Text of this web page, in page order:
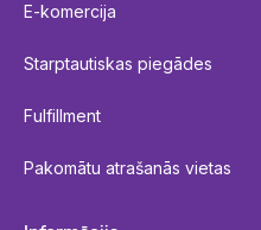
E-komercija
Starptautiskas piegādes
Fulfillment
Pakomātu atrašanās vietas